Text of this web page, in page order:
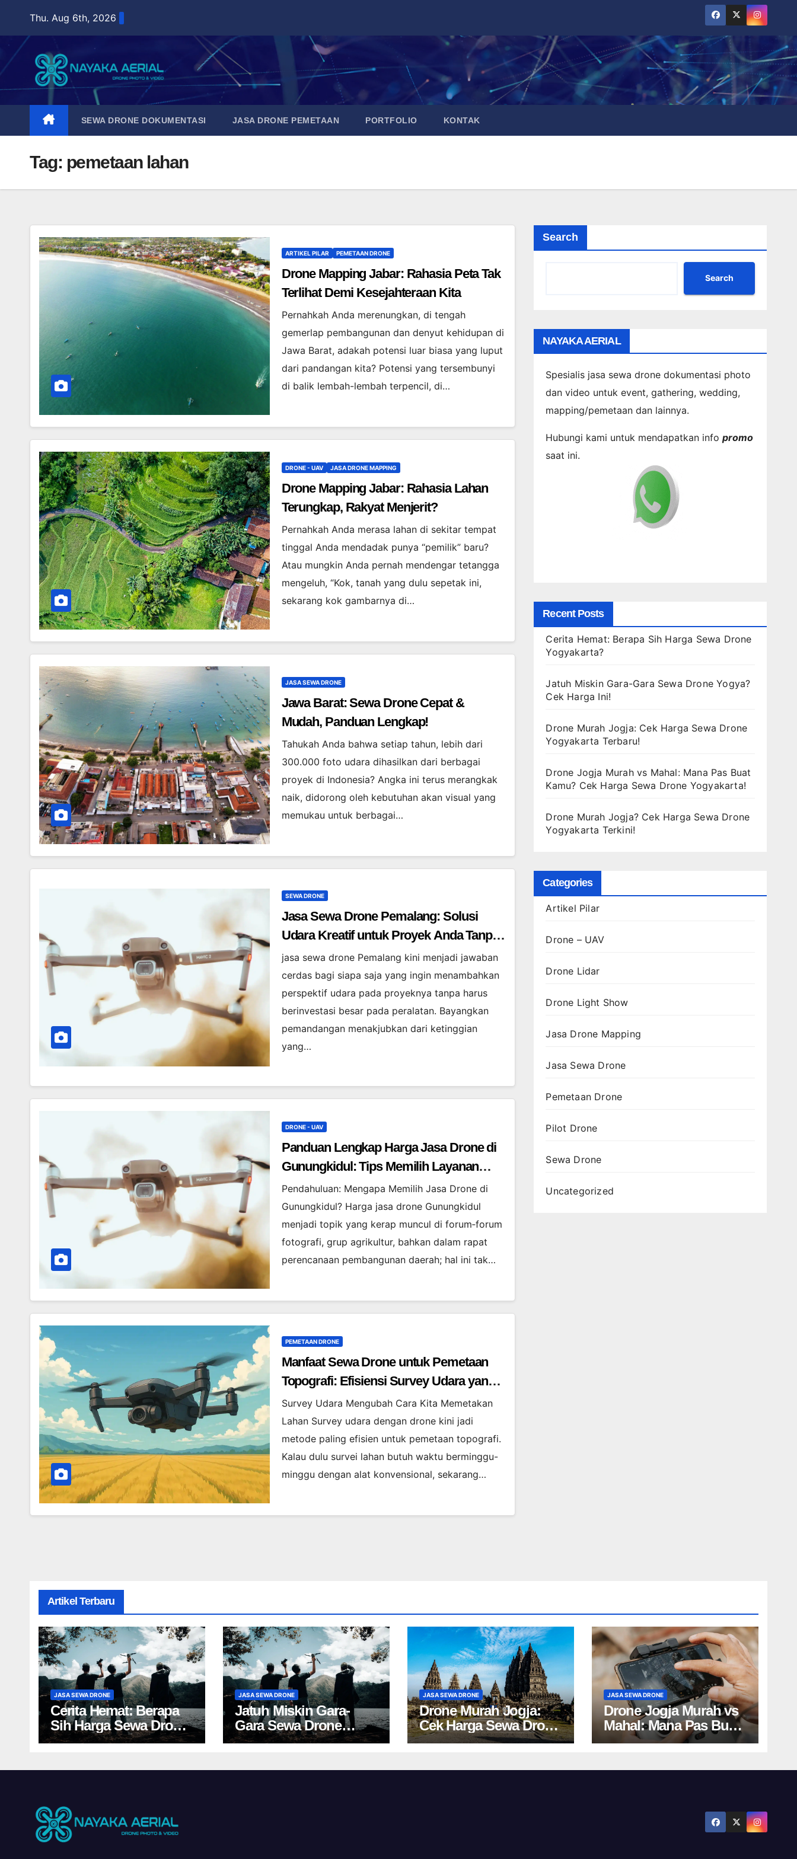
content
Thu. Aug 6th, 2026
SEWA DRONE DOKUMENTASI JASA DRONE PEMETAAN PORTFOLIO KONTAK
Tag: pemetaan lahan
ARTIKEL PILAR PEMETAAN DRONE
Drone Mapping Jabar: Rahasia Peta Tak
Terlihat Demi Kesejahteraan Kita
Pernahkah Anda merenungkan, di tengah
gemerlap pembangunan dan denyut kehidupan di
Jawa Barat, adakah potensi luar biasa yang luput
dari pandangan kita? Potensi yang tersembunyi
di balik lembah-lembah terpencil, di…
DRONE - UAV JASA DRONE MAPPING
Drone Mapping Jabar: Rahasia Lahan
Terungkap, Rakyat Menjerit?
Pernahkah Anda merasa lahan di sekitar tempat
tinggal Anda mendadak punya “pemilik” baru?
Atau mungkin Anda pernah mendengar tetangga
mengeluh, “Kok, tanah yang dulu sepetak ini,
sekarang kok gambarnya di…
JASA SEWA DRONE
Jawa Barat: Sewa Drone Cepat &
Mudah, Panduan Lengkap!
Tahukah Anda bahwa setiap tahun, lebih dari
300.000 foto udara dihasilkan dari berbagai
proyek di Indonesia? Angka ini terus merangkak
naik, didorong oleh kebutuhan akan visual yang
memukau untuk berbagai…
SEWA DRONE
Jasa Sewa Drone Pemalang: Solusi
Udara Kreatif untuk Proyek Anda Tanpa
Batas】
jasa sewa drone Pemalang kini menjadi jawaban
cerdas bagi siapa saja yang ingin menambahkan
perspektif udara pada proyeknya tanpa harus
berinvestasi besar pada peralatan. Bayangkan
pemandangan menakjubkan dari ketinggian
yang…
DRONE - UAV
Panduan Lengkap Harga Jasa Drone di
Gunungkidul: Tips Memilih Layanan
Berkualitas dengan Budget Terjangkau
Pendahuluan: Mengapa Memilih Jasa Drone di
Gunungkidul? Harga jasa drone Gunungkidul
menjadi topik yang kerap muncul di forum‑forum
fotografi, grup agrikultur, bahkan dalam rapat
perencanaan pembangunan daerah; hal ini tak…
PEMETAAN DRONE
Manfaat Sewa Drone untuk Pemetaan
Topografi: Efisiensi Survey Udara yang
Terbukti
Survey Udara Mengubah Cara Kita Memetakan
Lahan Survey udara dengan drone kini jadi
metode paling efisien untuk pemetaan topografi.
Kalau dulu survei lahan butuh waktu berminggu-
minggu dengan alat konvensional, sekarang…
Search
Search
NAYAKA AERIAL
Spesialis jasa sewa drone dokumentasi photo
dan video untuk event, gathering, wedding,
mapping/pemetaan dan lainnya.
Hubungi kami untuk mendapatkan infopromo
saat ini.
Recent Posts
Cerita Hemat: Berapa Sih Harga Sewa Drone
Yogyakarta?
Jatuh Miskin Gara-Gara Sewa Drone Yogya?
Cek Harga Ini!
Drone Murah Jogja: Cek Harga Sewa Drone
Yogyakarta Terbaru!
Drone Jogja Murah vs Mahal: Mana Pas Buat
Kamu? Cek Harga Sewa Drone Yogyakarta!
Drone Murah Jogja? Cek Harga Sewa Drone
Yogyakarta Terkini!
Categories
Artikel Pilar
Drone – UAV
Drone Lidar
Drone Light Show
Jasa Drone Mapping
Jasa Sewa Drone
Pemetaan Drone
Pilot Drone
Sewa Drone
Uncategorized
Artikel Terbaru
JASA SEWA DRONE
Cerita Hemat: Berapa
Sih Harga Sewa Drone
Yogyakarta?
JASA SEWA DRONE
Jatuh Miskin Gara-
Gara Sewa Drone
Yogya? Cek Harga Ini!
JASA SEWA DRONE
Drone Murah Jogja:
Cek Harga Sewa Drone
Yogyakarta Terbaru!
JASA SEWA DRONE
Drone Jogja Murah vs
Mahal: Mana Pas Buat
Kamu? Cek Harga
Yogyakarta!